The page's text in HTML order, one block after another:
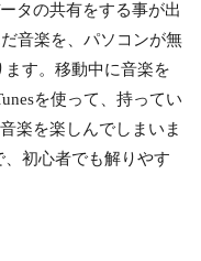
タの共有をする事が出
音楽を、パソコンが無
す。移動中に音楽を
を使って、持ってい
楽を楽しんでしまいま
初心者でも解りやす